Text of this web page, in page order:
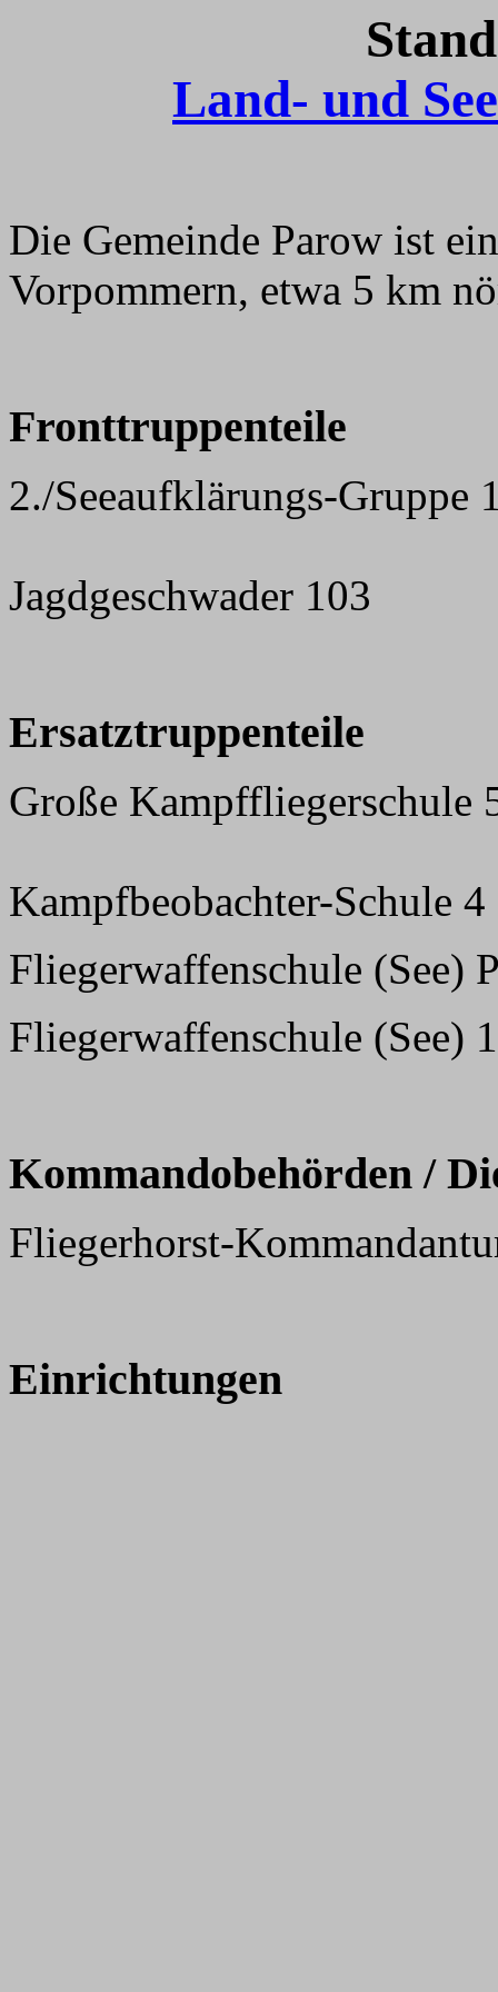
Land- und
Die Gemeinde Parow ist
Vorpommern, etwa 5 km
Fronttruppenteile
2./Seeaufklärungs-Gruppe
Jagdgeschwader 103
Ersatztruppenteile
Große Kampffliegerschule
Kampfbeobachter-Schule 4
Fliegerwaffenschule (See)
Fliegerwaffenschule (See) 1
Kommandobehörden /
Fliegerhorst-
Einrichtungen